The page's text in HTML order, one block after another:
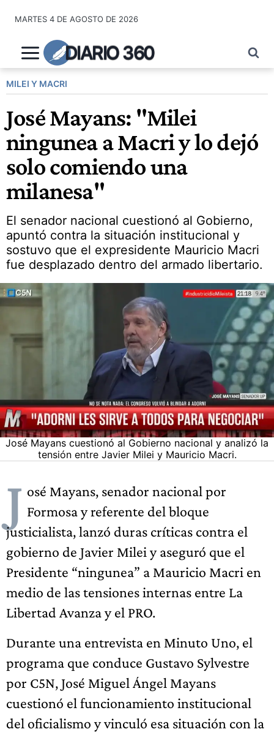
contenido
MARTES 4 DE AGOSTO DE 2026
DIARIO 360
MILEI Y MACRI
José Mayans: "Milei
ningunea a Macri y lo dejó
solo comiendo una
milanesa"
El senador nacional cuestionó al Gobierno,
apuntó contra la situación institucional y
sostuvo que el expresidente Mauricio Macri
fue desplazado dentro del armado libertario.
José Mayans cuestionó al Gobierno nacional y analizó la
tensión entre Javier Milei y Mauricio Macri.
J osé Mayans, senador nacional por
Formosa y referente del bloque
justicialista, lanzó duras críticas contra el
gobierno de Javier Milei y aseguró que el
Presidente “ningunea” a Mauricio Macri en
medio de las tensiones internas entre La
Libertad Avanza y el PRO.
Durante una entrevista en Minuto Uno, el
programa que conduce Gustavo Sylvestre
por C5N, José Miguel Ángel Mayans
cuestionó el funcionamiento institucional
del oficialismo y vinculó esa situación con la